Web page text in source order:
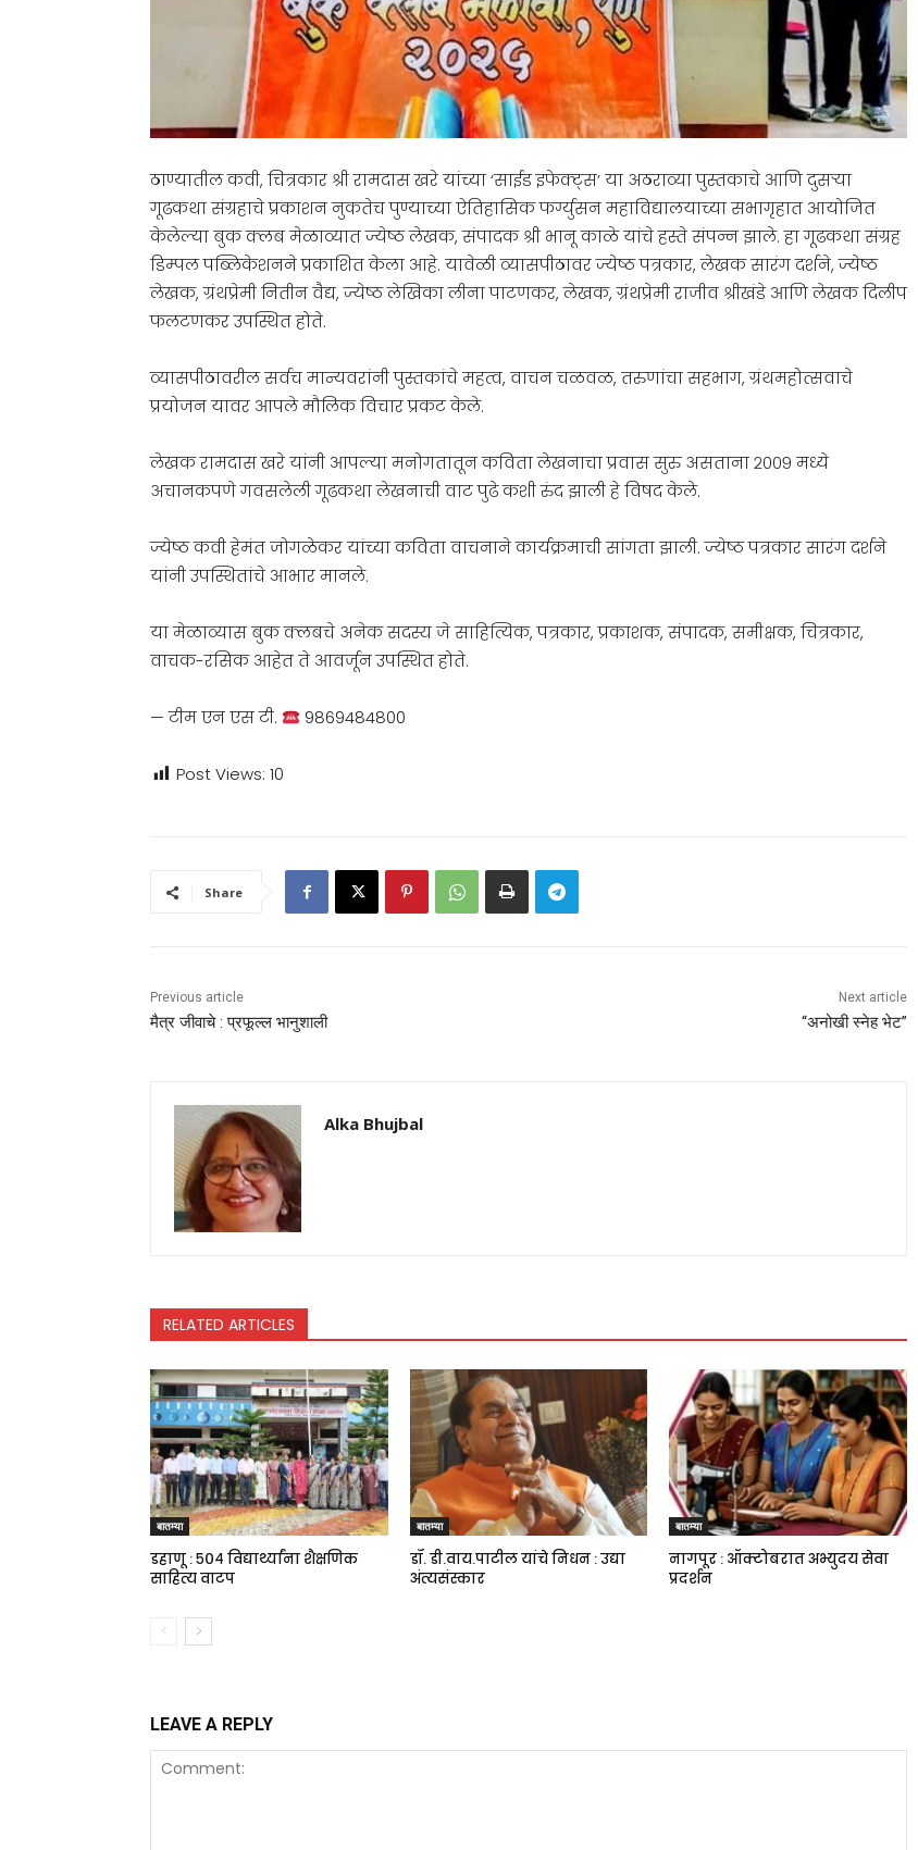
ठाण्यातील कवी, चित्रकार श्री रामदास खरे यांच्या ‘साईड इफेक्ट्स’ या अठराव्या पुस्तकाचे आणि दुसऱ्या
गूढकथा संग्रहाचे प्रकाशन नुकतेच पुण्याच्या ऐतिहासिक फर्ग्युसन महाविद्यालयाच्या सभागृहात आयोजित
केलेल्या बुक क्लब मेळाव्यात ज्येष्ठ लेखक, संपादक श्री भानू काळे यांचे हस्ते संपन्न झाले. हा गूढकथा संग्रह
डिम्पल पब्लिकेशनने प्रकाशित केला आहे. यावेळी व्यासपीठावर ज्येष्ठ पत्रकार, लेखक सारंग दर्शने, ज्येष्ठ
लेखक, ग्रंथप्रेमी नितीन वैद्य, ज्येष्ठ लेखिका लीना पाटणकर, लेखक, ग्रंथप्रेमी राजीव श्रीखंडे आणि लेखक दिलीप
फलटणकर उपस्थित होते.
व्यासपीठावरील सर्वच मान्यवरांनी पुस्तकांचे महत्व, वाचन चळवळ, तरुणांचा सहभाग, ग्रंथमहोत्सवाचे
प्रयोजन यावर आपले मौलिक विचार प्रकट केले.
लेखक रामदास खरे यांनी आपल्या मनोगतातून कविता लेखनाचा प्रवास सुरु असताना २००९ मध्ये
अचानकपणे गवसलेली गूढकथा लेखनाची वाट पुढे कशी रुंद झाली हे विषद केले.
ज्येष्ठ कवी हेमंत जोगळेकर यांच्या कविता वाचनाने कार्यक्रमाची सांगता झाली. ज्येष्ठ पत्रकार सारंग दर्शने
यांनी उपस्थितांचे आभार मानले.
या मेळाव्यास बुक क्लबचे अनेक सदस्य जे साहित्यिक, पत्रकार, प्रकाशक, संपादक, समीक्षक, चित्रकार,
वाचक-रसिक आहेत ते आवर्जून उपस्थित होते.
— टीम एन एस टी. 9869484800
Post Views: 10
Share
Previous article
मैत्र जीवाचे : प्रफूल्ल भानुशाली
Next article
“अनोखी स्नेह भेट”
Alka Bhujbal
RELATED ARTICLES
बातम्या
डहाणू : ५०४ विद्यार्थ्यांना शैक्षणिक
साहित्य वाटप
बातम्या
डॉ. डी.वाय.पाटील यांचे निधन : उद्या
अंत्यसंस्कार
बातम्या
नागपूर : ऑक्टोबरात अभ्युदय सेवा
प्रदर्शन
LEAVE A REPLY